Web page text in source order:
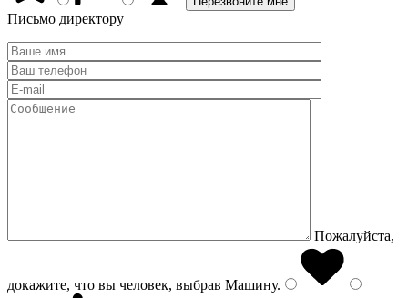
Письмо директору
Пожалуйста,
докажите, что вы человек, выбрав Машину.